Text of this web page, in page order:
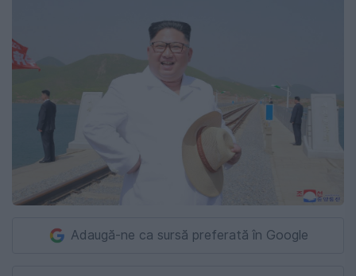
Adaugă-ne ca sursă preferată în Google